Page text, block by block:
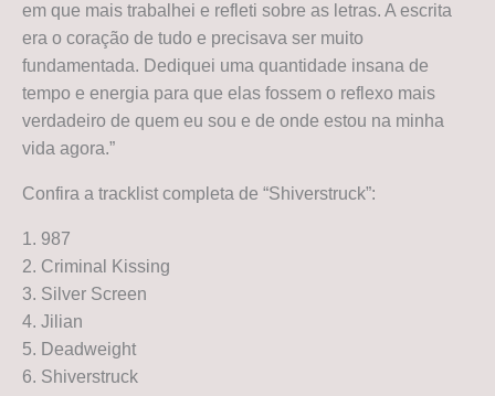
em que mais trabalhei e refleti sobre as letras. A escrita
era o coração de tudo e precisava ser muito
fundamentada. Dediquei uma quantidade insana de
tempo e energia para que elas fossem o reflexo mais
verdadeiro de quem eu sou e de onde estou na minha
vida agora.”
Confira a tracklist completa de “Shiverstruck”:
1. 987
2. Criminal Kissing
3. Silver Screen
4. Jilian
5. Deadweight
6. Shiverstruck